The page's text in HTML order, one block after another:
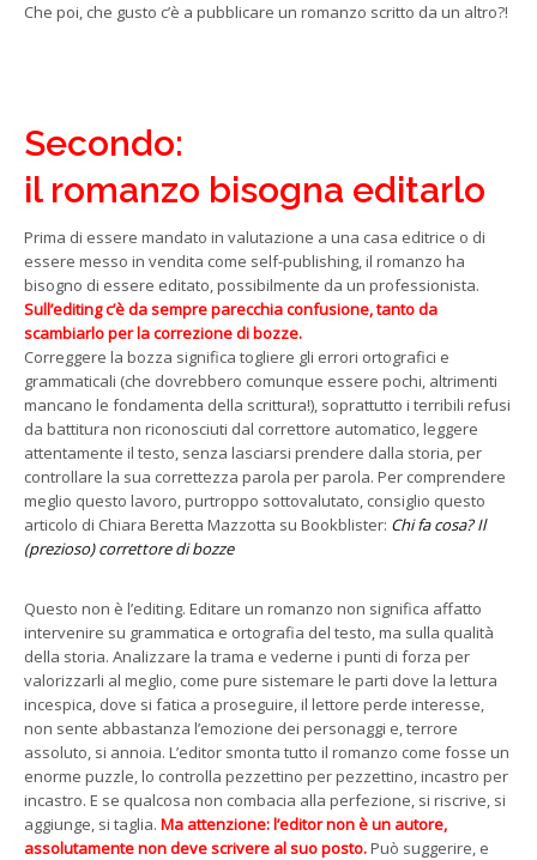
Che poi, che gusto c’è a pubblicare un romanzo scritto da un altro?!
Secondo:
il romanzo bisogna editarlo
Prima di essere mandato in valutazione a una casa editrice o di
essere messo in vendita come self-publishing, il romanzo ha
bisogno di essere editato, possibilmente da un professionista.
Sull’editing c’è da sempre parecchia confusione, tanto da
scambiarlo per la correzione di bozze.
Correggere la bozza significa togliere gli errori ortografici e
grammaticali (che dovrebbero comunque essere pochi, altrimenti
mancano le fondamenta della scrittura!), soprattutto i terribili refusi
da battitura non riconosciuti dal correttore automatico, leggere
attentamente il testo, senza lasciarsi prendere dalla storia, per
controllare la sua correttezza parola per parola. Per comprendere
meglio questo lavoro, purtroppo sottovalutato, consiglio questo
articolo di Chiara Beretta Mazzotta su Bookblister: Chi fa cosa? Il
(prezioso) correttore di bozze
Questo non è l’editing. Editare un romanzo non significa affatto
intervenire su grammatica e ortografia del testo, ma sulla qualità
della storia. Analizzare la trama e vederne i punti di forza per
valorizzarli al meglio, come pure sistemare le parti dove la lettura
incespica, dove si fatica a proseguire, il lettore perde interesse,
non sente abbastanza l’emozione dei personaggi e, terrore
assoluto, si annoia. L’editor smonta tutto il romanzo come fosse un
enorme puzzle, lo controlla pezzettino per pezzettino, incastro per
incastro. E se qualcosa non combacia alla perfezione, si riscrive, si
aggiunge, si taglia. Ma attenzione: l’editor non è un autore,
assolutamente non deve scrivere al suo posto.Può suggerire, e